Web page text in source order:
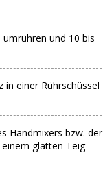
und 10 bis
einer Rührschüssel
Handmixers bzw. der
glatten Teig